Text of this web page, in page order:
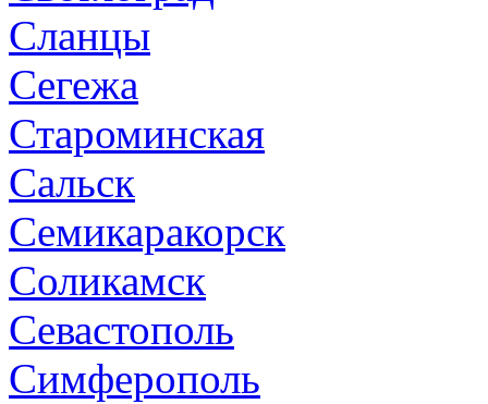
Сланцы
Сегежа
Староминская
Сальск
Семикаракорск
Соликамск
Севастополь
Симферополь